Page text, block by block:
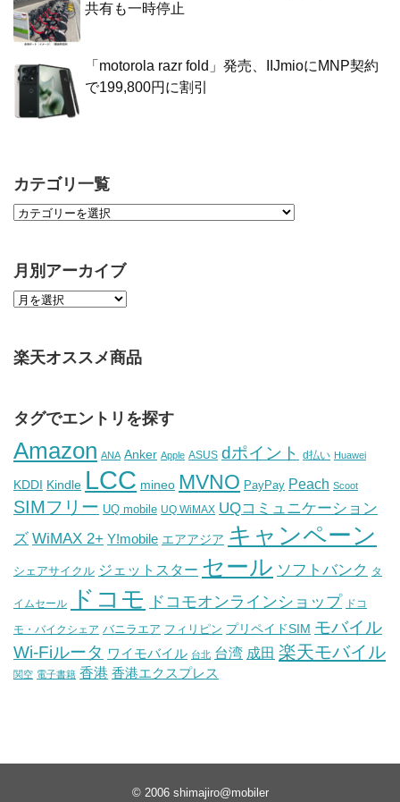
共有も一時停止
「motorola razr fold」発売、IIJmioにMNP契約
で199,800円に割引
カテゴリ一覧
月別アーカイブ
楽天オススメ商品
タグでエントリを探す
Amazon ANA Anker Apple ASUS dポイント d払い Huawei
KDDI Kindle LCC mineo MVNO PayPay Peach Scoot
SIMフリー UQ mobile UQ WiMAX UQコミュニケーション
ズ WiMAX 2+ Y!mobile エアアジア キャンペーン
シェアサイクル ジェットスター セール ソフトバンク タ
イムセール ドコモ ドコモオンラインショップ ドコ
モ・バイクシェア バニラエア フィリピン プリペイドSIM モバイル
Wi-Fiルータ ワイモバイル 台北 台湾 成田 楽天モバイル
関空 電子書籍 香港 香港エクスプレス
© 2006 shimajiro@mobiler